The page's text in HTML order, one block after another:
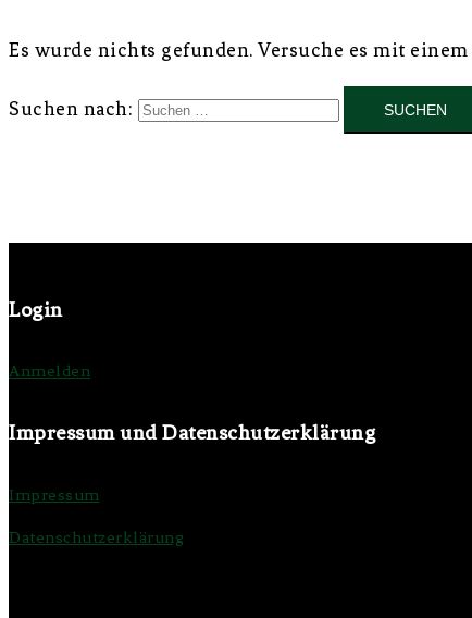
Es wurde nichts gefunden. Versuche es mit
Suchen nach:
Login
Anmelden
Impressum und Datenschutzerklärung
Impressum
Datenschutzerklärung